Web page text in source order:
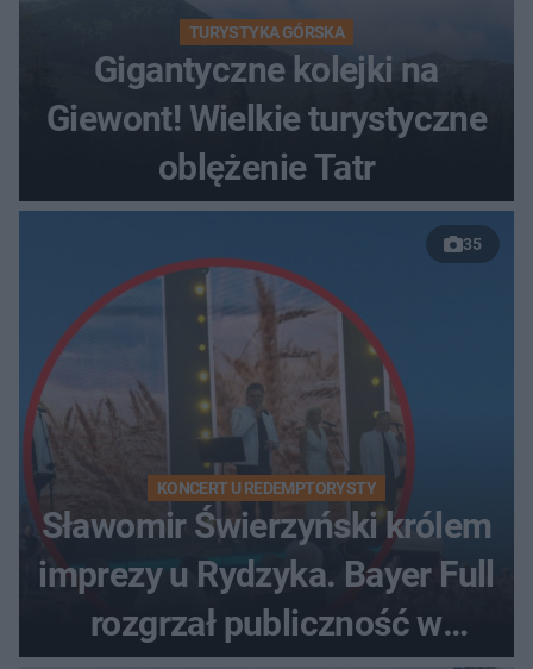
TURYSTYKA GÓRSKA
Gigantyczne kolejki na
Giewont! Wielkie turystyczne
oblężenie Tatr
35
KONCERT U REDEMPTORYSTY
Sławomir Świerzyński królem
imprezy u Rydzyka. Bayer Full
rozgrzał publiczność w